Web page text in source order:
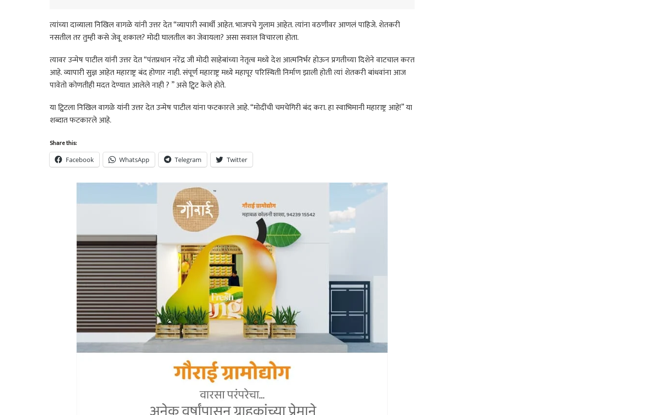
त्यांच्या दाव्याला निखिल वागळे यांनी उत्तर देत “व्यापारी स्वार्थी आहेत. भाजपचे गुलाम आहेत. त्यांना वठणीवर आणलं पाहिजे. शेतकरी
नसतील तर तुम्ही कसे जेवू शकाल? मोदी घालतील का जेवायला? असा सवाल विचारला होता.
त्यावर उन्मेष पाटील यांनी उत्तर देत “पंतप्रधान नरेंद्र जी मोदी साहेबांच्या नेतृत्व मध्ये देश आत्मनिर्भर होऊन प्रगतीच्या दिशेने वाटचाल करत
आहे. व्यापारी सुज्ञ आहेत महाराष्ट्र बंद होणार नाही. संपूर्ण महाराष्ट्र मध्ये महापूर परिस्थिती निर्माण झाली होती त्यां शेतकरी बांधवांना आज
पावेतो कोणतीही मदत देण्यात आलेले नाही ? ” असे ट्विट केले होते.
या ट्विटला निखिल वागळे यांनी उत्तर देत उन्मेष पाटील यांना फटकारले आहे. “मोदींची चमचेगिरी बंद करा. हा स्वाभिमानी महाराष्ट्र आहे!” या
शब्दात फटकारले आहे.
Share this:
Facebook WhatsApp Telegram Twitter